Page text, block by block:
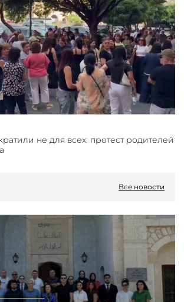
не для всех: протест родителей
Все новости